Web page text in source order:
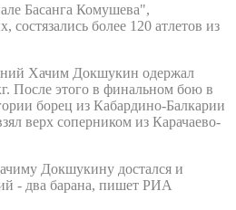
Басанга Комушева",
состязались более 120 атлетов из
Хачим Докшукин одержал
После этого в финальном бою в
борец из Кабардино-Балкарии
верх соперником из Карачаево-
Докшукину достался и
- два барана, пишет РИА